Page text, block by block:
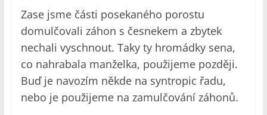
Zase jsme části posekaného porostu
domulčovali záhon s česnekem a zbytek
nechali vyschnout. Taky ty hromádky sena,
co nahrabala manželka, použijeme později.
Buď je navozím někde na syntropic řadu,
nebo je použijeme na zamulčování záhonů.